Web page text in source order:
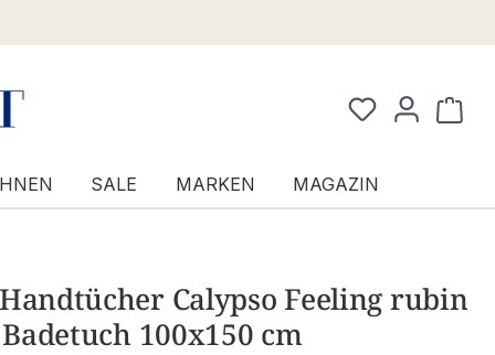
SALE MARKEN MAGAZIN
Calypso Feeling rubin
100x150 cm